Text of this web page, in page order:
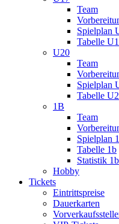
Team
Spielplan
Tabelle
U20
Team
Spielplan
Tabelle
1B
Team
Spielplan
Tabelle 1b
Statistik 1b
Hobby
Tickets
Eintrittspreise
Dauerkarten